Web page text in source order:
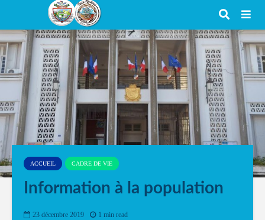
ACCUEIL CADRE DE VIE
Information à la population
23 décembre 2019 1 min read